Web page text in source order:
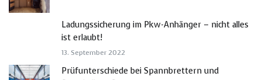
Ladungssicherung im Pkw-Anhänger – nicht alles
ist erlaubt!
13. September 2022
Prüfunterschiede bei Spannbrettern und